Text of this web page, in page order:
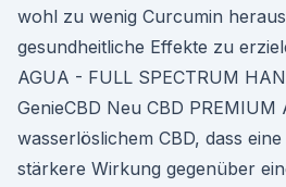
wohl zu wenig Curcumin
gesundheitliche Effekte zu
AGUA - FULL SPECTRUM
GenieCBD Neu CBD
wasserlöslichem CBD, dass
stärkere Wirkung gegenüber